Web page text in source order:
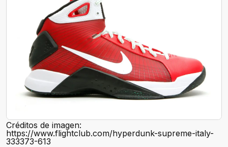
Créditos de imagen:
https://www.flightclub.com/hyperdunk-supreme-italy-
333373-613